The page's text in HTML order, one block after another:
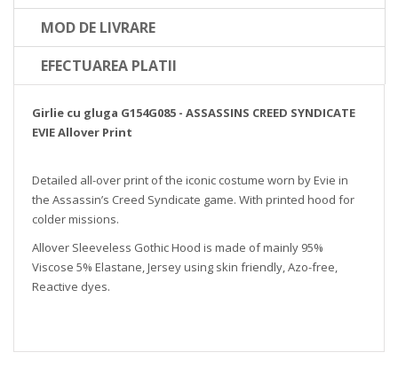
MOD DE LIVRARE
EFECTUAREA PLATII
Girlie cu gluga G154G085 - ASSASSINS CREED SYNDICATE
EVIE Allover Print
Detailed all-over print of the iconic costume worn by Evie in
the Assassin’s Creed Syndicate game. With printed hood for
colder missions.
Allover Sleeveless Gothic Hood is made of mainly 95%
Viscose 5% Elastane, Jersey using skin friendly, Azo-free,
Reactive dyes.